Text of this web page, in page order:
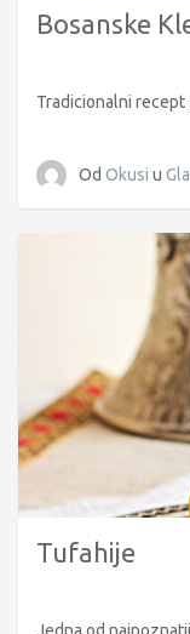
Bosanske
Tradicionalni recept
Od Okusi u
Tufahije